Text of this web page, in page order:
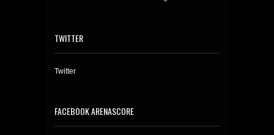
TWITTER
Twitter
FACEBOOK ARENASCORE